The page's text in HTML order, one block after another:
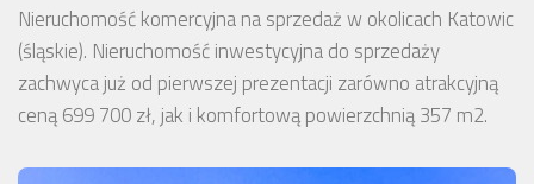
Nieruchomość komercyjna na sprzedaż w okolicach Katowic
(śląskie). Nieruchomość inwestycyjna do sprzedaży
zachwyca już od pierwszej prezentacji zarówno atrakcyjną
ceną 699 700 zł, jak i komfortową powierzchnią 357 m2.